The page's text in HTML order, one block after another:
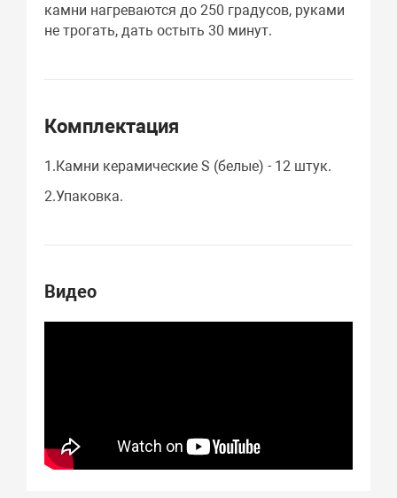
камни нагреваются до 250 градусов, руками
не трогать, дать остыть 30 минут.
Комплектация
1.Камни керамические S (белые) - 12 штук.
2.Упаковка.
Видео